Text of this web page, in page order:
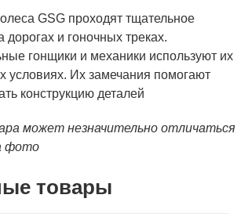
GSG проходят тщательное
дорогах и гоночных треках.
гонщики и механики используют их
условиях. Их замечания помогают
конструкцию деталей
может незначительно отличаться
фото
товары